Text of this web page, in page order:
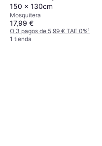
150 x 130cm
Mosquitera
17,99 €
O 3 pagos de 5,99 € TAE 0%¹
1 tienda